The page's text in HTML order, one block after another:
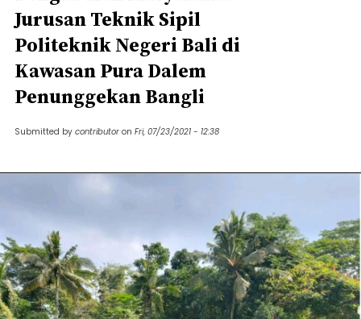
Jurusan Teknik Sipil
Politeknik Negeri Bali di
Kawasan Pura Dalem
Penunggekan Bangli
Submitted by contributor on Fri, 07/23/2021 - 12:38